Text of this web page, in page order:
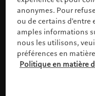
Veuillez
anonymes. Pour
ou de certains d'entre
amples informations
nous les utilisons,
préférences en
Politique en matière